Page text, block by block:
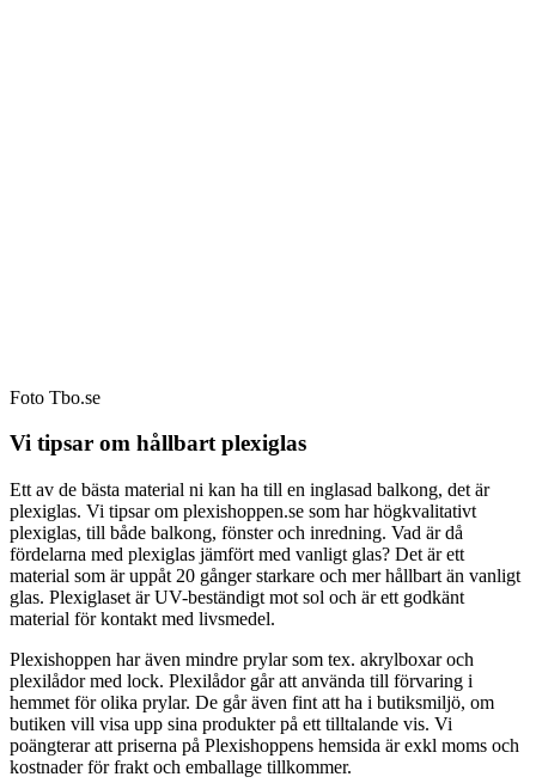
Foto Tbo.se
Vi tipsar om hållbart plexiglas
Ett av de bästa material ni kan ha till en inglasad balkong, det är
plexiglas. Vi tipsar om plexishoppen.se som har högkvalitativt
plexiglas, till både balkong, fönster och inredning. Vad är då
fördelarna med plexiglas jämfört med vanligt glas? Det är ett
material som är uppåt 20 gånger starkare och mer hållbart än vanligt
glas. Plexiglaset är UV-beständigt mot sol och är ett godkänt
material för kontakt med livsmedel.
Plexishoppen har även mindre prylar som tex. akrylboxar och
plexilådor med lock. Plexilådor går att använda till förvaring i
hemmet för olika prylar. De går även fint att ha i butiksmiljö, om
butiken vill visa upp sina produkter på ett tilltalande vis. Vi
poängterar att priserna på Plexishoppens hemsida är exkl moms och
kostnader för frakt och emballage tillkommer.